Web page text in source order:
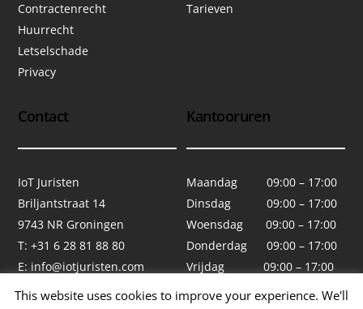
Contractenrecht
Huurrecht
Letselschade
Privacy
Tarieven
Contact
IoT Juristen
Briljantstraat 14
9743 NR Groningen
T: +31 6 28 81 88 80
E: info@iotjuristen.com
Kantooruren
Maandag 09:00 – 17:00
Dinsdag 09:00 – 17:00
Woensdag 09:00 – 17:00
Donderdag 09:00 – 17:00
Vrijdag 09:00 – 17:00
This website uses cookies to improve your experience. We'll